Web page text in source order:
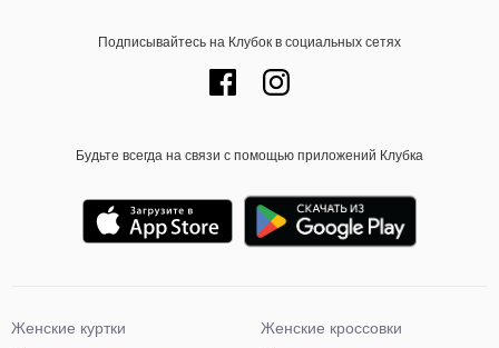
Подписывайтесь на Клубок в социальных сетях
Будьте всегда на связи с помощью приложений Клубка
Женские куртки
Женские кроссовки